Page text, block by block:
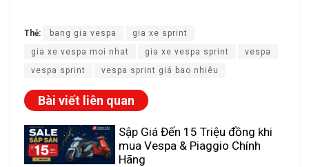
Thẻ: bang gia vespa
gia xe sprint
gia xe vespa moi nhat
gia xe vespa sprint
vespa
vespa sprint
vespa sprint giá bao nhiêu
Bài viết liên quan
Sập Giá Đến 15 Triệu đồng khi
mua Vespa & Piaggio Chính
Hãng